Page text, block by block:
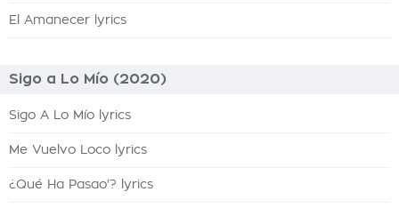
El Amanecer lyrics
Sigo a Lo Mío (2020)
Sigo A Lo Mío lyrics
Me Vuelvo Loco lyrics
¿Qué Ha Pasao'? lyrics